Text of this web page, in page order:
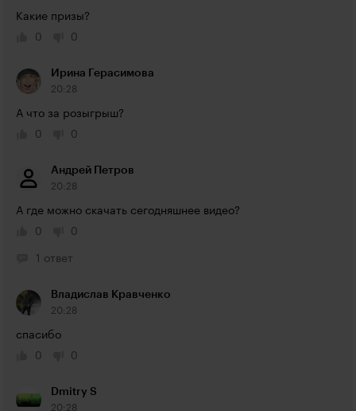
Какие призы?
0
0
Ирина Герасимова
20:28
А что за розыгрыш?
0
0
Андрей Петров
20:28
А где можно скачать сегодняшнее видео?
0
0
1 ответ
Владислав Кравченко
20:28
спасибо
0
0
Dmitry S
20:28